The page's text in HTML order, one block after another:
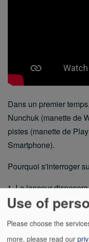
Dans un premier
Nunchuk (manette de
pistes (manette de
Smartphone).
Pourquoi s'interroger
Le lanceur
pas assez de
Le lanceur sera
informations et ce
Use of
Please choose the
more, please read our